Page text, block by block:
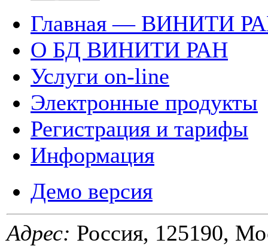
Главная — ВИНИТИ
О БД ВИНИТИ РАН
Услуги on-line
Электронные продукты
Регистрация и тарифы
Информация
Демо версия
Адрес: Россия, 125190,